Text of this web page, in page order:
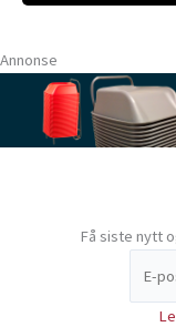
Annonse
Få siste nytt